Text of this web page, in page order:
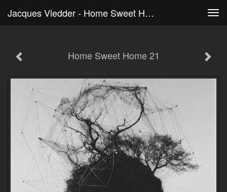
Jacques Vledder - Home Sweet Home 21
Home Sweet Home 21